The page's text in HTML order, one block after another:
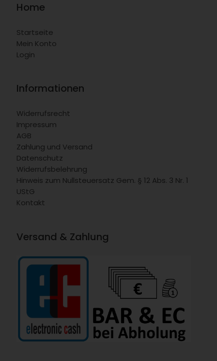
Home
Startseite
Mein Konto
Login
Informationen
Widerrufsrecht
Impressum
AGB
Zahlung und Versand
Datenschutz
Widerrufsbelehrung
Hinweis zum Nullsteuersatz Gem. § 12 Abs. 3 Nr. 1
UStG
Kontakt
Versand & Zahlung